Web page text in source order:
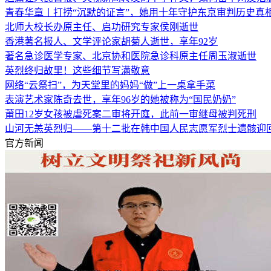
青春华章丨打捞“沉默的证言”，她用十年守护东京审判历史真
北师大校长办原主任、启功研究专家侯刚逝世
香港著名报人、文学评论家胡菊人逝世，享年92岁
著名急诊医学专家、北京协和医院急诊科原主任周玉淑逝世
英烈终归故里！这些细节写满敬意
网络“云祭扫”，为天堂里的妈妈“做”上一桌拿手菜
表演艺术家陈奇去世，享年96岁的她被称为“国民奶奶”
莆田12岁女孩被虐死案二审将开庭，此前一审继母被判死刑
山河无恙英烈归——第十二批在韩中国人民志愿军烈士遗骸迎
官方新闻